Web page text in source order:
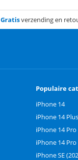
Gratisverzending en
Populaire
iPhone 14
iPhone 14 Plus
iPhone 14 Pro
iPhone 14
iPhone SE